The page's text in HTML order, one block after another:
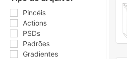
Pincéis
Actions
PSDs
Padrões
Gradientes